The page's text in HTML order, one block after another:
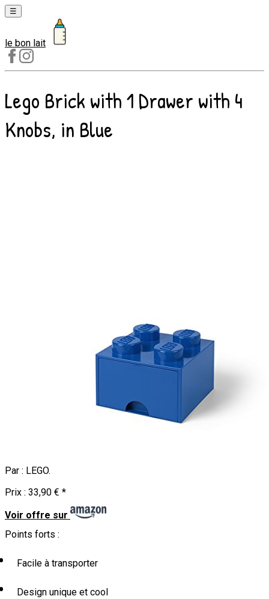
☰
Laits
1er
âge
Laits
2e
âge
le bon lait
Lego Brick with 1 Drawer with 4
Knobs, in Blue
Par : LEGO.
Prix : 33,90 € *
Voir offre sur
Points forts :
Facile à transporter
Design unique et cool